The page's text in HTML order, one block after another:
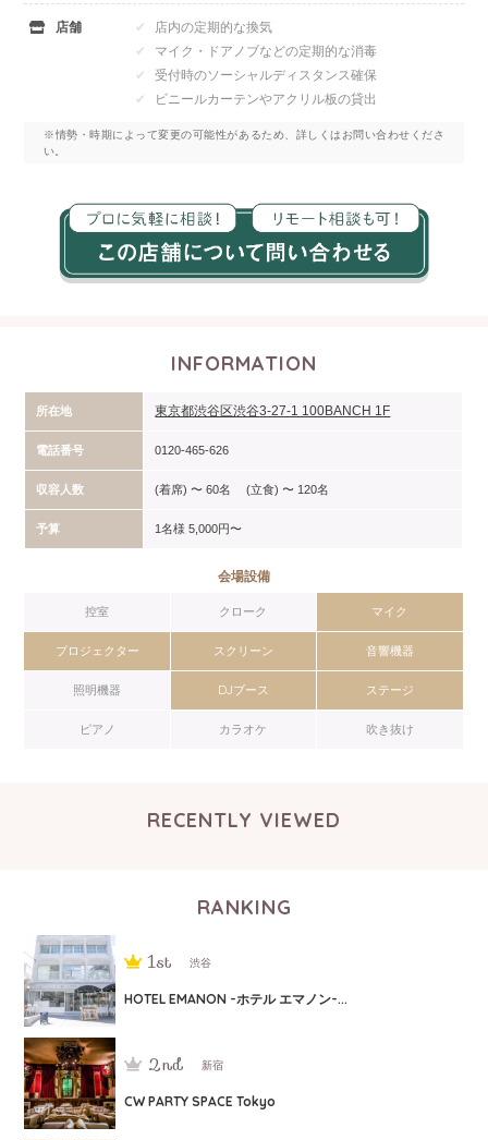
店舗
店内の定期的な換気
マイク・ドアノブなどの定期的な消毒
受付時のソーシャルディスタンス確保
ビニールカーテンやアクリル板の貸出
※情勢・時期によって変更の可能性があるため、詳しくはお問い合わせくださ
い。
INFORMATION
所在地 東京都渋谷区渋谷3-27-1 100BANCH 1F
電話番号 0120-465-626
収容人数 (着席) 〜 60名 (立食) 〜 120名
予算 1名様 5,000円〜
会場設備
控室 クローク マイク
プロジェクター スクリーン 音響機器
照明機器 DJブース ステージ
ピアノ カラオケ 吹き抜け
RECENTLY VIEWED
RANKING
渋谷
HOTEL EMANON -ホテル エマノン-...
新宿
CW PARTY SPACE Tokyo